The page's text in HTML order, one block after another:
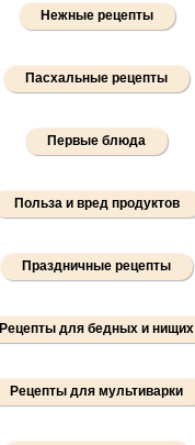
Нежные рецепты
Пасхальные рецепты
Первые блюда
Польза и вред продуктов
Праздничные рецепты
Рецепты для бедных и нищих
Рецепты для мультиварки